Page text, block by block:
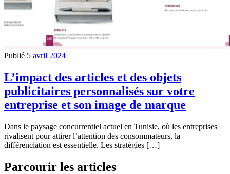
Publié 5 avril 2024
L’impact des articles et des objets
publicitaires personnalisés sur votre
entreprise et son image de marque
Dans le paysage concurrentiel actuel en Tunisie, où les entreprises
rivalisent pour attirer l’attention des consommateurs, la
différenciation est essentielle. Les stratégies […]
Parcourir les articles